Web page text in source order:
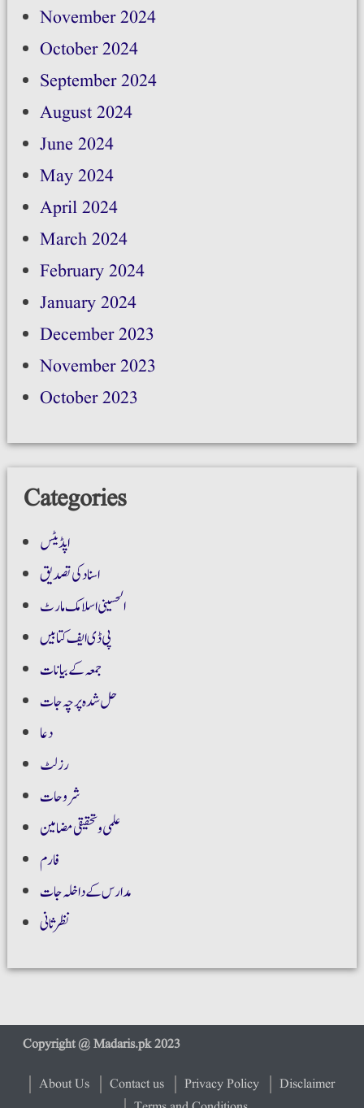
November 2024
October 2024
September 2024
August 2024
June 2024
May 2024
April 2024
March 2024
February 2024
January 2024
December 2023
November 2023
October 2023
Categories
اپڈیٹس
اسناد کی تصدیق
الحسینی اسلامک مارٹ
پی ڈی ایف کتابیں
جمعہ کے بیانات
حل شدہ پرچہ جات
دعا
رزلٹ
شروحات
علمی و تحقیقی مضامین
فارم
مدارس کے داخلہ جات
نظر ثانی
About Us Contact us Privacy Policy
Disclaimer